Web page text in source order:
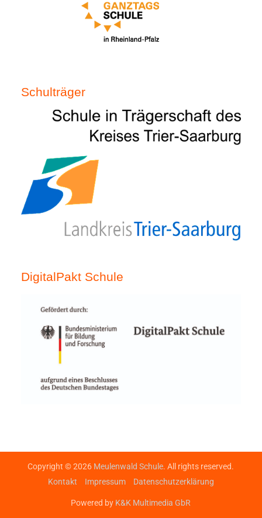
Schulträger
DigitalPakt Schule
Copyright © 2026 Meulenwald Schule. All rights reserved.
Kontakt
Impressum Datenschutzerklärung
Powered by K&K Multimedia GbR